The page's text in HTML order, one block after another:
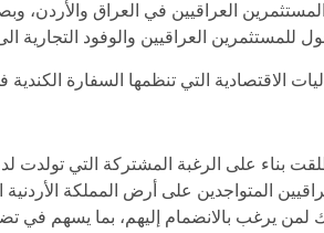
العراقيين في العراق والأردن،
للمستثمرين العراقيين والوفود التجارية
الاقتصادية التي تنظمها السفارة الكندية
بناء على الرغبة المشتركة التي تولدت
المتواجدين على أرض المملكة
لمن يرغب بالانضمام إليهم، بما يسهم في